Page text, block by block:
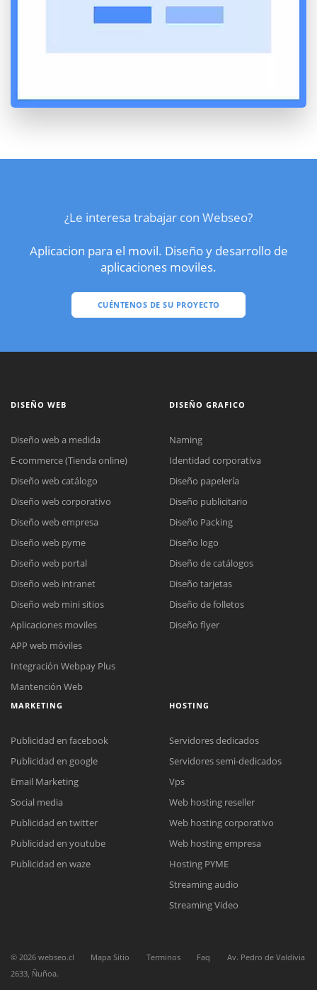
¿Le interesa trabajar con Webseo?
Aplicacion para el movil. Diseño y desarrollo de
aplicaciones moviles.
CUÉNTENOS DE SU PROYECTO
Reunión online
Nuestros ejecutivos le enviarán un correo electrónico con el enlace a
Meet para la reunión online.
Cotización
Chat Online
Todos nuestros ejecutivos están fuera de línea. Complete el formulario
DISEÑO WEB
Diseño web a medida
E-commerce (Tienda online)
Diseño web catálogo
Diseño web corporativo
Diseño web empresa
Diseño web pyme
Diseño web portal
Diseño web intranet
Diseño web mini sitios
Aplicaciones moviles
APP web móviles
Integración Webpay Plus
Mantención Web
DISEÑO GRAFICO
Naming
Identidad corporativa
Diseño papelería
Diseño publicitario
Diseño Packing
Diseño logo
Diseño de catálogos
Diseño tarjetas
Diseño de folletos
Diseño flyer
MARKETING
Publicidad en facebook
Publicidad en google
Email Marketing
Social media
Publicidad en twitter
Publicidad en youtube
Publicidad en waze
HOSTING
Servidores dedicados
Servidores semi-dedicados
Vps
Web hosting reseller
Web hosting corporativo
Web hosting empresa
Hosting PYME
Streaming audio
Streaming Video
© 2026 webseo.cl Mapa Sitio Terminos Faq
Av. Pedro de Valdivia
2633, Ñuñoa.